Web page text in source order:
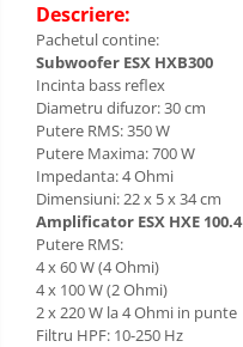
Descriere:
Pachetul contine:
Subwoofer ESX HXB300
Incinta bass reflex
Diametru difuzor: 30 cm
Putere RMS: 350 W
Putere Maxima: 700 W
Impedanta: 4 Ohmi
Dimensiuni: 22 x 5 x 34 cm
Amplificator ESX HXE 100.4
Putere RMS:
4 x 60 W (4 Ohmi)
4 x 100 W (2 Ohmi)
2 x 220 W la 4 Ohmi in punte
Filtru HPF: 10-250 Hz